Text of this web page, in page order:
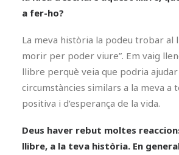
a fer-ho?
La meva història la podeu trobar al
morir per poder viure”. Em vaig
llibre perquè veia que podria
circumstàncies similars a la meva a
positiva i d’esperança de la vida.
Deus haver rebut moltes
llibre, a la teva història. En